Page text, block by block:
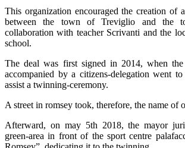
This organization encouraged the creation of
between the town of Treviglio and the
collaboration with teacher Scrivanti and the
school.
The deal was first signed in 2014, when
accompanied by a citizens-delegation went
assist a twinning-ceremony.
A street in romsey took, therefore, the name of
Afterward, on may 5th 2018, the mayor
green-area in front of the sport centre